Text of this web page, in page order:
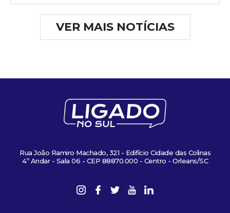
VER MAIS NOTÍCIAS
Rua João Ramiro Machado, 321 - Edifício Cidade das Colinas
4º Andar - Sala 06 - CEP 88870.000 - Centro - Orleans/SC